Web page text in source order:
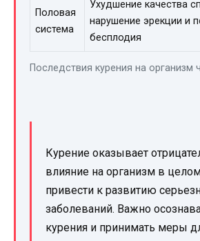
Последствия курения на организм
Половая
система
Ухудшение качества
нарушение эрекции и
бесплодия
Курение оказывает
влияние на организм в
привести к развитию
заболеваний. Важно
курения и принимать меры